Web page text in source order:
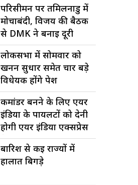
परिसीमन पर तमिलनाडु में
मोर्चाबंदी, विजय की बैठक
से DMK ने बनाई दूरी
लोकसभा में सोमवार को
खनन सुधार समेत चार बड़े
विधेयक होंगे पेश
कमांडर बनने के लिए एयर
इंडिया के पायलटों को देनी
होगी एयर इंडिया एक्सप्रेस
में...
बारिश से कई राज्यों में
हालात बिगड़े